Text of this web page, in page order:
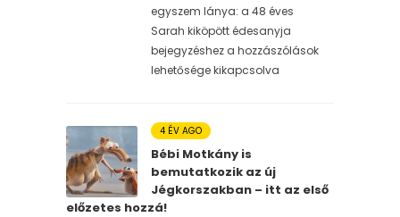
egyszem lánya: a 48 éves
Sarah kiköpött édesanyja
bejegyzéshez a hozzászólások
lehetősége kikapcsolva
4 ÉV AGO
Bébi Motkány is
bemutatkozik az új
Jégkorszakban – itt az első
előzetes hozzá!